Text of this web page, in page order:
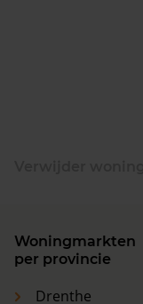
Woningmarkten
per provincie
Drenthe